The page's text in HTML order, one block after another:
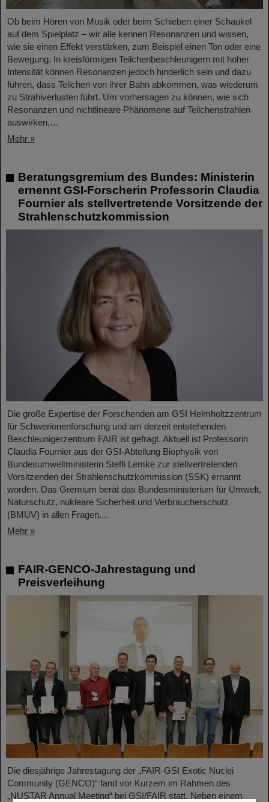
Ob beim Hören von Musik oder beim Schieben einer Schaukel
auf dem Spielplatz – wir alle kennen Resonanzen und wissen,
wie sie einen Effekt verstärken, zum Beispiel einen Ton oder eine
Bewegung. In kreisförmigen Teilchenbeschleunigern mit hoher
Intensität können Resonanzen jedoch hinderlich sein und dazu
führen, dass Teilchen von ihrer Bahn abkommen, was wiederum
zu Strahlverlusten führt. Um vorhersagen zu können, wie sich
Resonanzen und nichtlineare Phänomene auf Teilchenstrahlen
auswirken,…
Mehr »
Beratungsgremium des Bundes: Ministerin
ernennt GSI-Forscherin Professorin Claudia
Fournier als stellvertretende Vorsitzende der
Strahlenschutzkommission
Die große Expertise der Forschenden am GSI Helmholtzzentrum
für Schwerionenforschung und am derzeit entstehenden
Beschleunigerzentrum FAIR ist gefragt. Aktuell ist Professorin
Claudia Fournier aus der GSI-Abteilung Biophysik von
Bundesumweltministerin Steffi Lemke zur stellvertretenden
Vorsitzenden der Strahlenschutzkommission (SSK) ernannt
worden. Das Gremium berät das Bundesministerium für Umwelt,
Naturschutz, nukleare Sicherheit und Verbraucherschutz
(BMUV) in allen Fragen....
Mehr »
FAIR-GENCO-Jahrestagung und
Preisverleihung
Die diesjährige Jahrestagung der „FAIR-GSI Exotic Nuclei
Community (GENCO)“ fand vor Kurzem im Rahmen des
„NUSTAR Annual Meeting“ bei GSI/FAIR statt. Neben einem